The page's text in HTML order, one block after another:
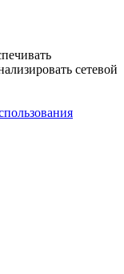
сетевой